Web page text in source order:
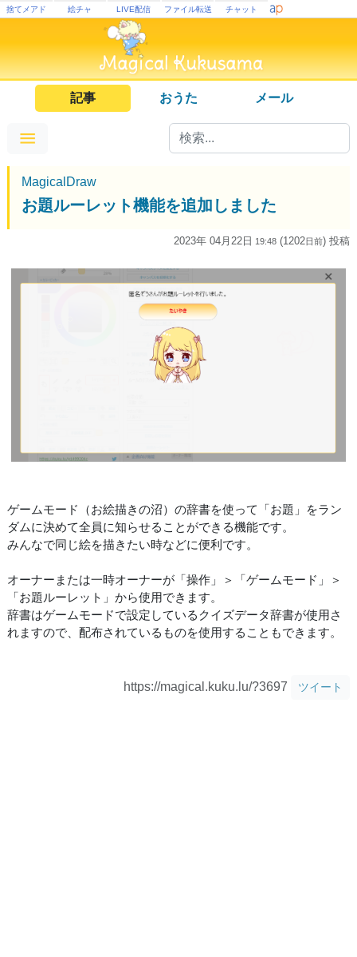
捨てメアド 絵チャ LIVE配信 ファイル転送 チャット
記事 おうた メール
MagicalDraw
お題ルーレット機能を追加しました
2023年 04月22日 19:48 (1202日前) 投稿
ゲームモード（お絵描きの沼）の辞書を使って「お題」をラン
ダムに決めて全員に知らせることができる機能です。
みんなで同じ絵を描きたい時などに便利です。
オーナーまたは一時オーナーが「操作」＞「ゲームモード」＞
「お題ルーレット」から使用できます。
辞書はゲームモードで設定しているクイズデータ辞書が使用さ
れますので、配布されているものを使用することもできます。
https://magical.kuku.lu/?3697 ツイート